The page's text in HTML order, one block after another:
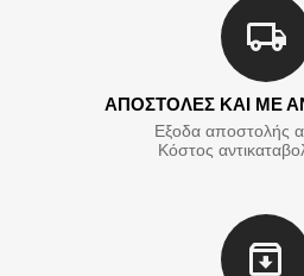
ΑΠΟΣΤΟΛΕΣ ΚΑΙ ΜΕ
Εξοδα αποστολής
Κόστος